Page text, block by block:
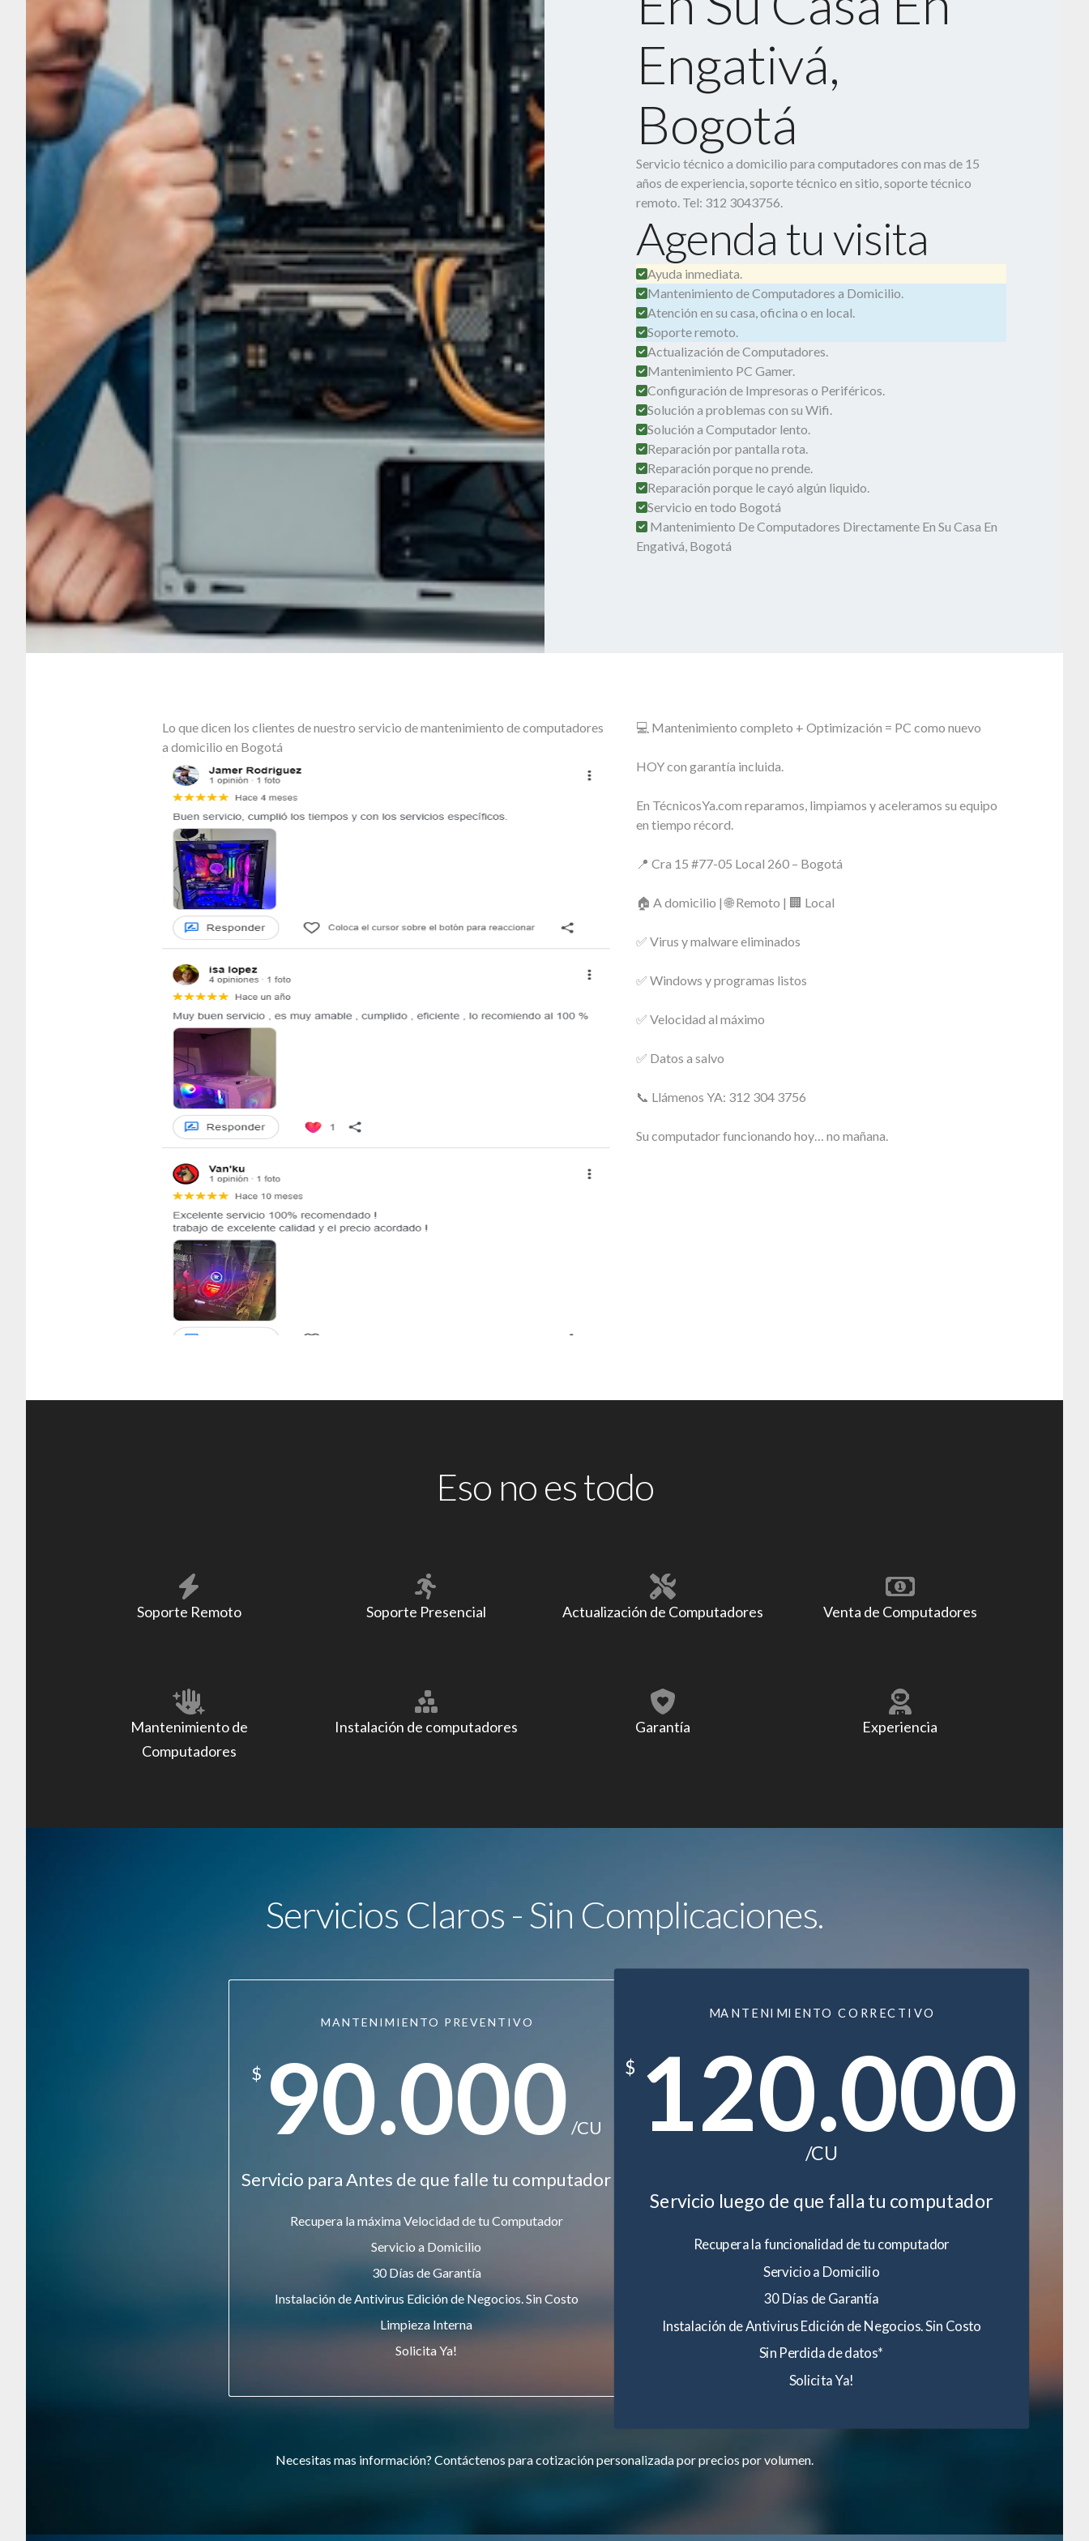
Engativá,
Bogotá
Servicio técnico a domicilio para computadores con mas de 15
años de experiencia, soporte técnico en sitio, soporte técnico
remoto. Tel: 312 3043756.
Agenda tu visita
Ayuda inmediata.
Mantenimiento de Computadores a Domicilio.
Atención en su casa, oficina o en local.
Soporte remoto.
Actualización de Computadores.
Mantenimiento PC Gamer.
Configuración de Impresoras o Periféricos.
Solución a problemas con su Wifi.
Solución a Computador lento.
Reparación por pantalla rota.
Reparación porque no prende.
Reparación porque le cayó algún liquido.
Servicio en todo Bogotá
Mantenimiento De Computadores Directamente En Su Casa En
Engativá, Bogotá
Lo que dicen los clientes de nuestro servicio de mantenimiento de computadores
a domicilio en Bogotá
💻 Mantenimiento completo + Optimización = PC como nuevo
HOY con garantía incluida.
En TécnicosYa.com reparamos, limpiamos y aceleramos su equipo
en tiempo récord.
📍 Cra 15 #77-05 Local 260 – Bogotá
🏠 A domicilio | 🌐 Remoto | 🏢 Local
✅ Virus y malware eliminados
✅ Windows y programas listos
✅ Velocidad al máximo
✅ Datos a salvo
📞 Llámenos YA: 312 304 3756
Su computador funcionando hoy… no mañana.
Eso no es todo
Soporte Remoto Soporte Presencial Actualización de Computadores Venta de Computadores
Mantenimiento de
Computadores
Instalación de computadores Garantía Experiencia
Servicios Claros - Sin Complicaciones.
MANTENIMIENTO PREVENTIVO
$ 90.000 /CU
Servicio para Antes de que falle tu computador
Recupera la máxima Velocidad de tu Computador
Servicio a Domicilio
30 Días de Garantía
Instalación de Antivirus Edición de Negocios. Sin Costo
Limpieza Interna
Solicita Ya!
MANTENIMIENTO CORRECTIVO
$ 120.000
/CU
Servicio luego de que falla tu computador
Recupera la funcionalidad de tu computador
Servicio a Domicilio
30 Días de Garantía
Instalación de Antivirus Edición de Negocios. Sin Costo
Sin Perdida de datos*
Solicita Ya!
Necesitas mas información? Contáctenos para cotización personalizada por precios por volumen.